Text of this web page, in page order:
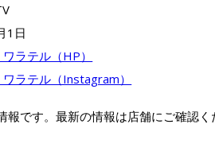
1日
ラテル（HP）
ラテル（Instagram）
です。最新の情報は店舗にご確認く